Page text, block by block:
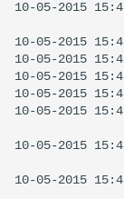
10-05-2015
10-05-2015
10-05-2015
10-05-2015
10-05-2015
10-05-2015
10-05-2015